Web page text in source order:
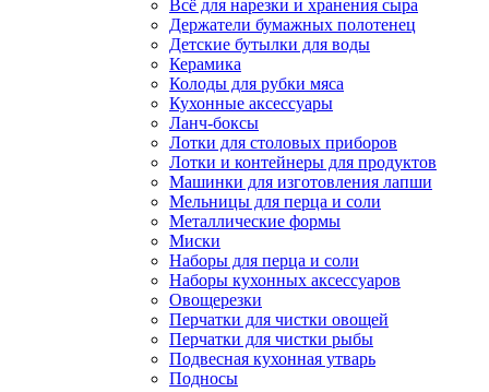
Всё для нарезки и хранения сыра
Держатели бумажных полотенец
Детские бутылки для воды
Керамика
Колоды для рубки мяса
Кухонные аксессуары
Ланч-боксы
Лотки для столовых приборов
Лотки и контейнеры для продуктов
Машинки для изготовления лапши
Мельницы для перца и соли
Металлические формы
Миски
Наборы для перца и соли
Наборы кухонных аксессуаров
Овощерезки
Перчатки для чистки овощей
Перчатки для чистки рыбы
Подвесная кухонная утварь
Подносы